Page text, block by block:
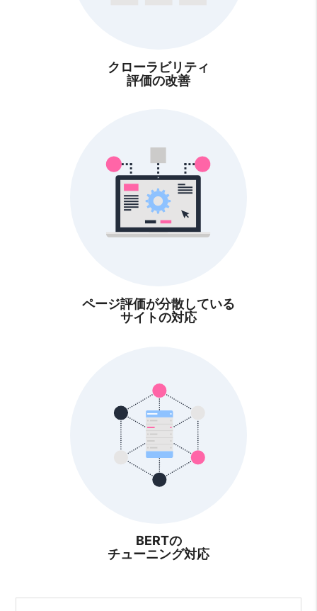
クローラビリティ
評価の改善
ページ評価が分散している
サイトの対応
BERTの
チューニング対応